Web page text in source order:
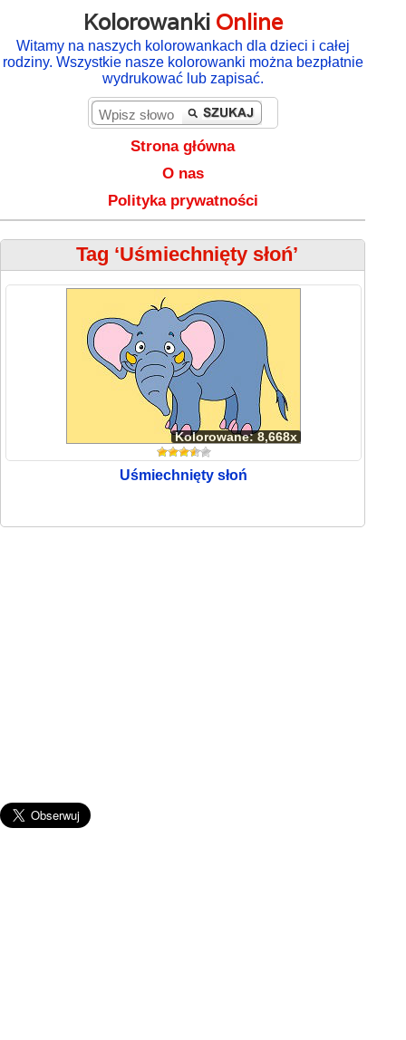
Kolorowanki Online
Witamy na naszych kolorowankach dla dzieci i całej
rodziny. Wszystkie nasze kolorowanki można bezpłatnie
wydrukować lub zapisać.
Strona główna
O nas
Polityka prywatności
Tag ‘Uśmiechnięty słoń’
Kolorowane: 8,668x
Uśmiechnięty słoń